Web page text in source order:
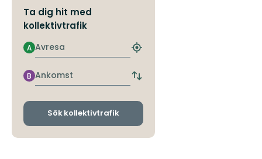
Ta dig hit med
kollektivtrafik
Avresa
A
Hitta
hållplats
Ankomst
B
Byt
och
Sök kollektivtrafik